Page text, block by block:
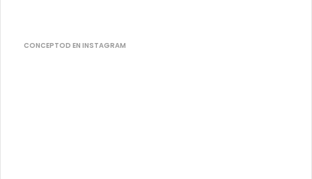
CONCEPTOD EN INSTAGRAM